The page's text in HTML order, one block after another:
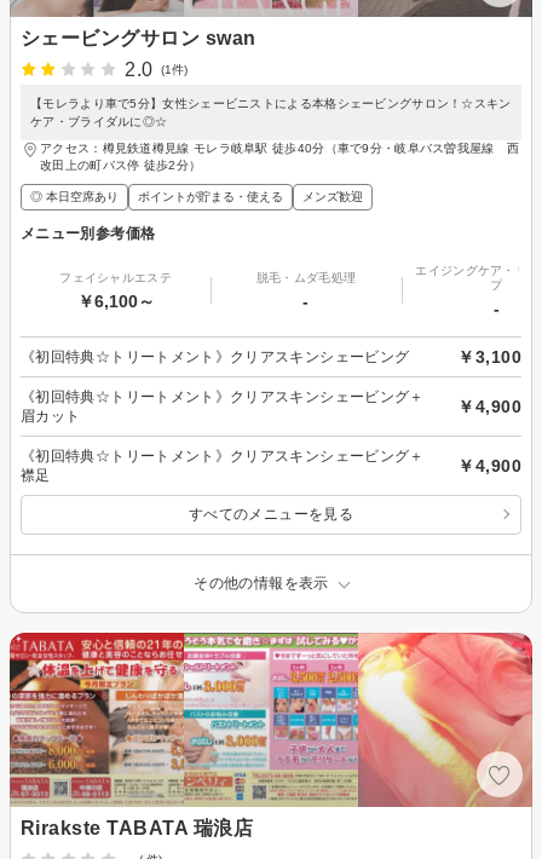
シェービングサロン swan
2.0
(1件)
【モレラより車で5分】女性シェービニストによる本格シェービングサロン！☆スキン
ケア・ブライダルに◎☆
アクセス：樽見鉄道樽見線 モレラ岐阜駅 徒歩40分（車で9分・岐阜バス曽我屋線 西
改田上の町バス停 徒歩2分）
◎ 本日空席あり ポイントが貯まる・使える メンズ歓迎
メニュー別参考価格
フェイシャルエステ
￥6,100～
脱毛・ムダ毛処理
-
エイジングケア・リ
プ
-
《初回特典☆トリートメント》クリアスキンシェービング ￥3,100
《初回特典☆トリートメント》クリアスキンシェービング＋
眉カット
￥4,900
《初回特典☆トリートメント》クリアスキンシェービング＋
襟足
￥4,900
すべてのメニューを見る
その他の情報を表示
Rirakste TABATA 瑞浪店